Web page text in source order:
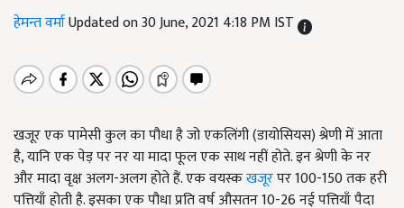
हेमन्त वर्माUpdated on 30 June, 2021 4:18 PM IST
खजूर एक पामेसी कुल का पौधा है जो एकलिंगी (डायोसियस) श्रेणी में आता
है, यानि एक पेड़ पर नर या मादा फूल एक साथ नहीं होते. इन श्रेणी के नर
और मादा वृक्ष अलग-अलग होते हैं. एक वयस्कखजूरपर 100-150 तक हरी
पत्तियाँ होती है. इसका एक पौधा प्रति वर्ष औसतन 10-26 नई पत्तियाँ पैदा